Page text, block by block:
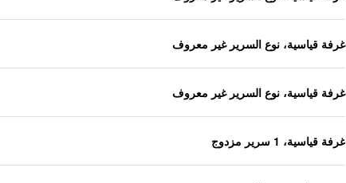
غرفة قياسية، نوع السرير غير معروف
غرفة قياسية، نوع السرير غير معروف
غرفة قياسية، 1 سرير مزدوج